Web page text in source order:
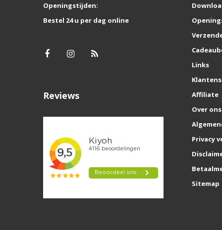
Openingstijden:
Bestel 24 u per dag online
Reviews
Links
Affiliate
Over ons
Privacy
Sitemap